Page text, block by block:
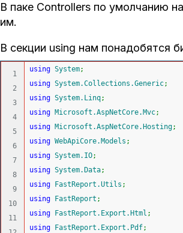
В паке Controllers по умолчанию
им.
В секции using нам понадобятся
1
2
3
4
5
6
7
8
9
10
11
using System;
using System.Collections.Generic;
using System.Linq;
using Microsoft.AspNetCore.Mvc;
using Microsoft.AspNetCore.Hosting;
using WebApiCore.Models ;
using System.IO;
using System.Data;
using
FastReport.Utils ;
using
FastReport ;
using
FastReport.Export.Html ;
using
FastReport.Export.Pdf;